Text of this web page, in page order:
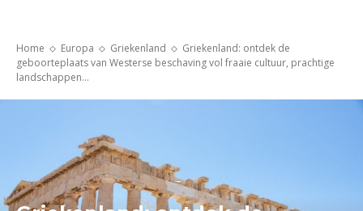
Home Europa Griekenland
Griekenland: ontdek de
geboorteplaats van Westerse beschaving vol fraaie cultuur, prachtige
landschappen...